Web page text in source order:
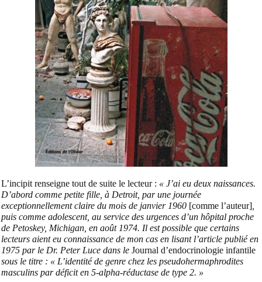
L’incipit renseigne tout de suite le lecteur : « J’ai eu deux naissances.
D’abord comme petite fille, à Detroit, par une journée
exceptionnellement claire du mois de janvier 1960 [comme l’auteur]
puis comme adolescent, au service des urgences d’un hôpital proche
de Petoskey, Michigan, en août 1974. Il est possible que certains
lecteurs aient eu connaissance de mon cas en lisant l’article publié en
1975 par le Dr. Peter Luce dans le Journal d’endocrinologie infantile
sous le titre : « L’identité de genre chez les pseudohermaphrodites
masculins par déficit en 5-alpha-réductase de type 2. »